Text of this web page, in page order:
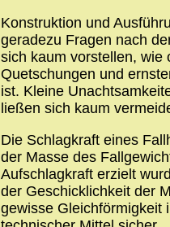
Konstruktion und
geradezu Fragen nach
sich kaum vorstellen, wie
Quetschungen und
ist. Kleine
ließen sich kaum
Die Schlagkraft eines
der Masse des
Aufschlagkraft erzielt
der Geschicklichkeit der
gewisse Gleichförmigkeit